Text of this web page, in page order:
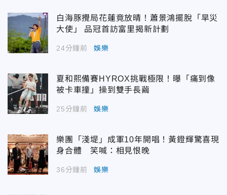
白海豚攪局花蓮竟放晴！蕭景鴻擺脫「旱災
大使」 品冠首訪富里揭新計劃
24分鐘前 娛樂
夏和熙備賽HYROX挑戰極限！曝「痛到像
被卡車撞」操到雙手長繭
25分鐘前 娛樂
樂團「淺堤」成軍10年開唱！黃鐙輝驚喜現
身合體 笑喊：相見恨晚
36分鐘前 娛樂